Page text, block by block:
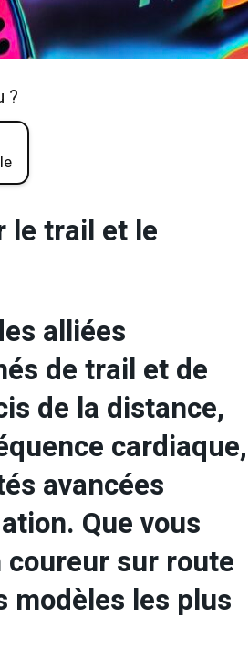
?
le trail et le
alliées
de trail et de
de la distance,
cardiaque,
avancées
Que vous
sur route
modèles les plus